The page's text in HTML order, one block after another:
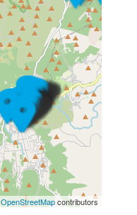
OpenStreetMapcontributors